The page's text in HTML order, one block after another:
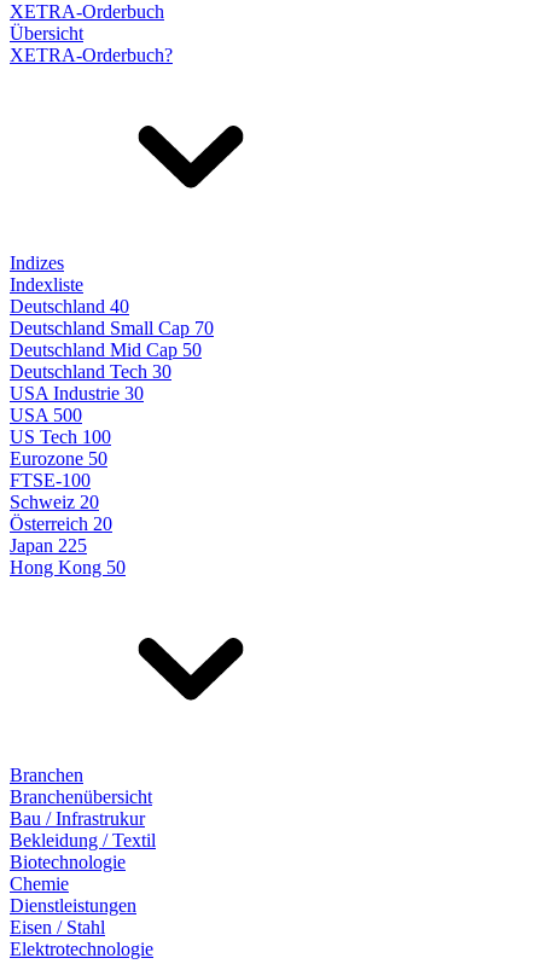
XETRA-Orderbuch
Übersicht
XETRA-Orderbuch?
Indizes
Indexliste
Deutschland 40
Deutschland Small Cap 70
Deutschland Mid Cap 50
Deutschland Tech 30
USA Industrie 30
USA 500
US Tech 100
Eurozone 50
FTSE-100
Schweiz 20
Österreich 20
Japan 225
Hong Kong 50
Branchen
Branchenübersicht
Bau / Infrastrukur
Bekleidung / Textil
Biotechnologie
Chemie
Dienstleistungen
Eisen / Stahl
Elektrotechnologie